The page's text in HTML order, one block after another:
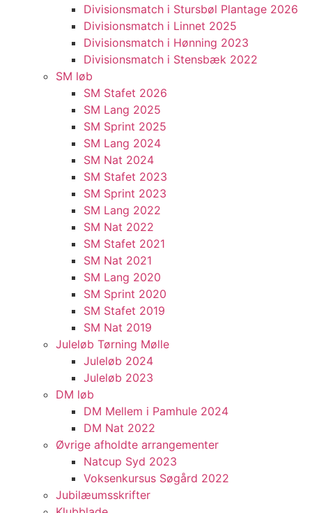
Divisionsmatch i Stursbøl Plantage 2026
Divisionsmatch i Linnet 2025
Divisionsmatch i Hønning 2023
Divisionsmatch i Stensbæk 2022
SM løb
SM Stafet 2026
SM Lang 2025
SM Sprint 2025
SM Lang 2024
SM Nat 2024
SM Stafet 2023
SM Sprint 2023
SM Lang 2022
SM Nat 2022
SM Stafet 2021
SM Nat 2021
SM Lang 2020
SM Sprint 2020
SM Stafet 2019
SM Nat 2019
Juleløb Tørning Mølle
Juleløb 2024
Juleløb 2023
DM løb
DM Mellem i Pamhule 2024
DM Nat 2022
Øvrige afholdte arrangementer
Natcup Syd 2023
Voksenkursus Søgård 2022
Jubilæumsskrifter